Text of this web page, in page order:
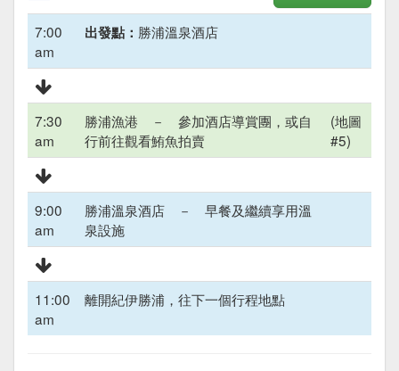
7:00
am
出發點： 勝浦溫泉酒店
7:30
am
勝浦漁港 － 參加酒店導賞團，或自
行前往觀看鮪魚拍賣
(地圖
#5)
9:00
am
勝浦溫泉酒店 － 早餐及繼續享用溫
泉設施
11:00
am
離開紀伊勝浦，往下一個行程地點